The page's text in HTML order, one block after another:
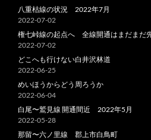
八重枯線の状況 2022年7月
2022-07-02
権七峠線の起点へ 全線開通はまだまだ先
2022-07-02
どこへも行けない白井沢林道
2022-06-25
めいほうからどう周ろうか
2022-06-04
白尾〜鷲見線 開通間近 2022年5月
2022-05-28
那留〜六ノ里線 郡上市白鳥町